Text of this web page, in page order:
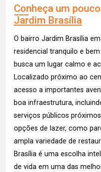
Conheça um
Jardim Brasília
O bairro Jardim Brasília
residencial tranquilo e
busca um lugar calmo e
Localizado próximo ao
acesso a importantes
boa infraestrutura,
serviços públicos
opções de lazer, como
ampla variedade de
Brasília é uma escolha
de vida em uma das